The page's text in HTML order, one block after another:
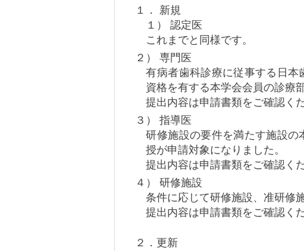
１． 新規
１） 認定医
これまでと同様です。
２） 専門医
有病者歯科診療に従事する日
資格を有する本学会会員の診療
提出内容は申請書類をご確認く
３） 指導医
研修施設の要件を満たす施設
授が申請対象になりました。
提出内容は申請書類をご確認く
４） 研修施設
条件に応じて研修施設、准研修
提出内容は申請書類をご確認く
２．更新